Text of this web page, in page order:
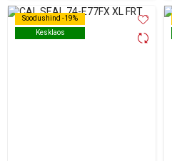
Soodushind -19%
Kesklaos
Soodushind -19%
Kesklaos